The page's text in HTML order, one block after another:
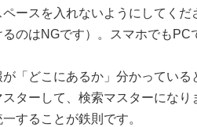
ースを入れないようにしてく
のはNGです）。スマホでもPC
「どこにあるか」分かってい
スターして、検索マスターにな
することが鉄則です。